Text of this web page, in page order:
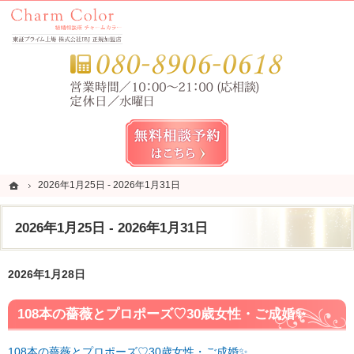
ホーム
2026年1月25日 - 2026年1月31日
2026年1月25日 - 2026年1月31日
錦糸町・亀戸・平井の結婚相談所なら当相談所へ。
錦糸町・亀戸・平井の結婚相談所なら短期成婚を目指すCharm Color (チャームカラー)
2026年1月28日
108本の薔薇とプロポーズ♡30歳女性・ご成婚✨
ホーム
2026年1月25日 - 2026年1月31日